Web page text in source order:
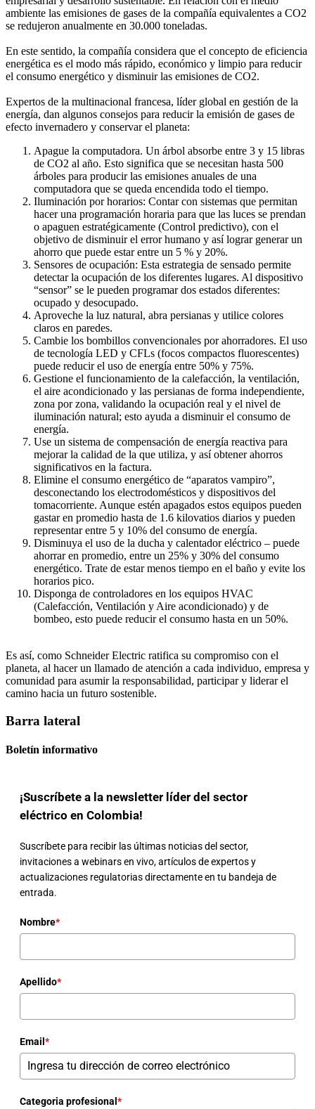
ambiente las emisiones de gases de la compañía equivalentes a CO2
se redujeron anualmente en 30.000 toneladas.
En este sentido, la compañía considera que el concepto de eficiencia
energética es el modo más rápido, económico y limpio para reducir
el consumo energético y disminuir las emisiones de CO2.
Expertos de la multinacional francesa, líder global en gestión de la
energía, dan algunos consejos para reducir la emisión de gases de
efecto invernadero y conservar el planeta:
Apague la computadora. Un árbol absorbe entre 3 y 15 libras
de CO2 al año. Esto significa que se necesitan hasta 500
árboles para producir las emisiones anuales de una
computadora que se queda encendida todo el tiempo.
Iluminación por horarios: Contar con sistemas que permitan
hacer una programación horaria para que las luces se prendan
o apaguen estratégicamente (Control predictivo), con el
objetivo de disminuir el error humano y así lograr generar un
ahorro que puede estar entre un 5 % y 20%.
Sensores de ocupación: Esta estrategia de sensado permite
detectar la ocupación de los diferentes lugares. Al dispositivo
“sensor” se le pueden programar dos estados diferentes:
ocupado y desocupado.
Aproveche la luz natural, abra persianas y utilice colores
claros en paredes.
Cambie los bombillos convencionales por ahorradores. El uso
de tecnología LED y CFLs (focos compactos fluorescentes)
puede reducir el uso de energía entre 50% y 75%.
Gestione el funcionamiento de la calefacción, la ventilación,
el aire acondicionado y las persianas de forma independiente,
zona por zona, validando la ocupación real y el nivel de
iluminación natural; esto ayuda a disminuir el consumo de
energía.
Use un sistema de compensación de energía reactiva para
mejorar la calidad de la que utiliza, y así obtener ahorros
significativos en la factura.
Elimine el consumo energético de “aparatos vampiro”,
desconectando los electrodomésticos y dispositivos del
tomacorriente. Aunque estén apagados estos equipos pueden
gastar en promedio hasta de 1.6 kilovatios diarios y pueden
representar entre 5 y 10% del consumo de energía.
Disminuya el uso de la ducha y calentador eléctrico – puede
ahorrar en promedio, entre un 25% y 30% del consumo
energético. Trate de estar menos tiempo en el baño y evite los
horarios pico.
Disponga de controladores en los equipos HVAC
(Calefacción, Ventilación y Aire acondicionado) y de
bombeo, esto puede reducir el consumo hasta en un 50%.
Es así, como Schneider Electric ratifica su compromiso con el
planeta, al hacer un llamado de atención a cada individuo, empresa y
comunidad para asumir la responsabilidad, participar y liderar el
camino hacia un futuro sostenible.
Barra lateral
Boletín informativo
¡Suscríbete a la newsletter líder del sector
eléctrico en Colombia!
Suscríbete para recibir las últimas noticias del sector,
invitaciones a webinars en vivo, artículos de expertos y
actualizaciones regulatorias directamente en tu bandeja de
entrada.
Nombre*
Apellido*
Email *
Categoria profesional *